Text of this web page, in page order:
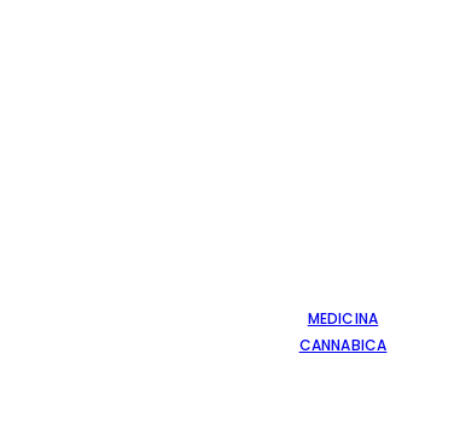
MEDICINA
CANNABICA